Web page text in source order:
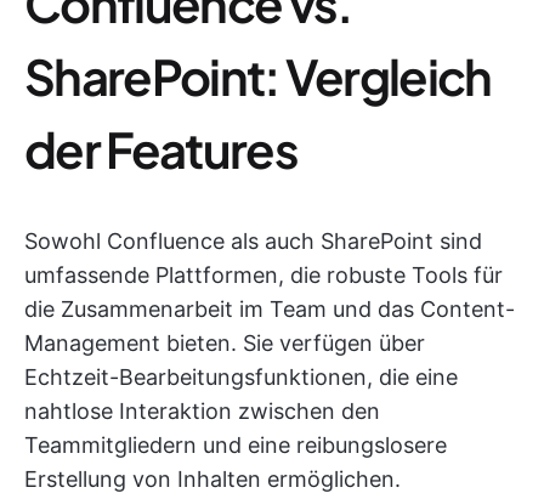
SharePoint: Vergleich
der Features
Sowohl Confluence als auch SharePoint sind
umfassende Plattformen, die robuste Tools für
die Zusammenarbeit im Team und das Content-
Management bieten. Sie verfügen über
Echtzeit-Bearbeitungsfunktionen, die eine
nahtlose Interaktion zwischen den
Teammitgliedern und eine reibungslosere
Erstellung von Inhalten ermöglichen.